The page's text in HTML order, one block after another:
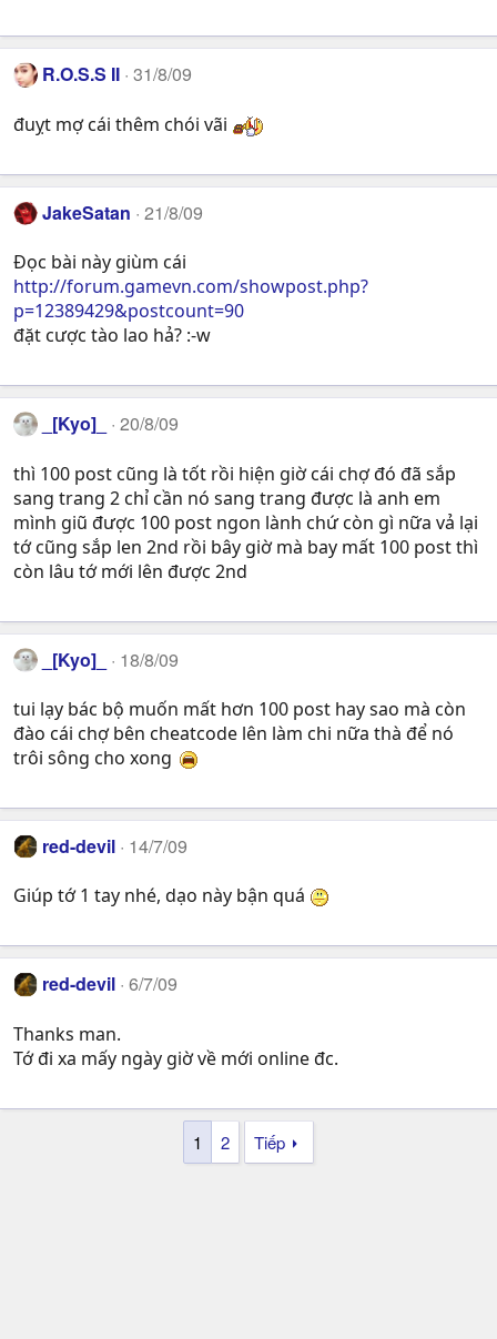
R.O.S.S II 31/8/09
đuỵt mợ cái thêm chói vãi
JakeSatan 21/8/09
Đọc bài này giùm cái
http://forum.gamevn.com/showpost.php?
p=12389429&postcount=90
đặt cược tào lao hả? :-w
_[Kyo]_ 20/8/09
thì 100 post cũng là tốt rồi hiện giờ cái chợ đó đã sắp
sang trang 2 chỉ cần nó sang trang được là anh em
mình giũ được 100 post ngon lành chứ còn gì nữa vả lại
tớ cũng sắp len 2nd rồi bây giờ mà bay mất 100 post thì
còn lâu tớ mới lên được 2nd
_[Kyo]_ 18/8/09
tui lạy bác bộ muốn mất hơn 100 post hay sao mà còn
đào cái chợ bên cheatcode lên làm chi nữa thà để nó
trôi sông cho xong
red-devil 14/7/09
Giúp tớ 1 tay nhé, dạo này bận quá
red-devil 6/7/09
Thanks man.
Tớ đi xa mấy ngày giờ về mới online đc.
1 2 Tiếp